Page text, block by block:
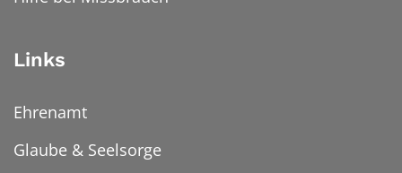
Links
Ehrenamt
Glaube & Seelsorge